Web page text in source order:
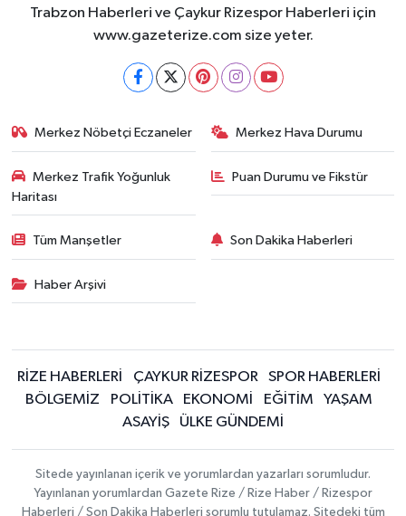
Trabzon Haberleri ve Çaykur Rizespor Haberleri için
www.gazeterize.com size yeter.
Merkez Nöbetçi Eczaneler Merkez Hava Durumu
Merkez Trafik Yoğunluk
Haritası
Puan Durumu ve Fikstür
Tüm Manşetler Son Dakika Haberleri
Haber Arşivi
RİZE HABERLERİ ÇAYKUR RİZESPOR
SPOR HABERLERİ
BÖLGEMİZ
POLİTİKA EKONOMİ EĞİTİM
YAŞAM
ASAYİŞ
ÜLKE GÜNDEMİ
Sitede yayınlanan içerik ve yorumlardan yazarları sorumludur.
Yayınlanan yorumlardan Gazete Rize / Rize Haber / Rizespor
Haberleri / Son Dakika Haberleri sorumlu tutulamaz. Sitedeki tüm